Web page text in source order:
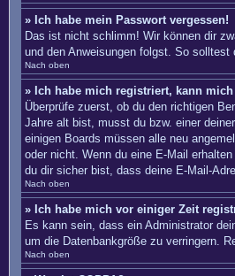
» Ich habe mein Passwort vergessen!
Das ist nicht schlimm! Wir können dir
und den Anweisungen folgst. So
Nach oben
» Ich habe mich registriert, kann
Überprüfe zuerst, ob du den richtigen
Jahre alt bist, musst du bzw. einer
einigen Boards müssen alle neu
oder nicht. Wenn du eine E-Mail
du dir sicher bist, dass deine E-Mail-
Nach oben
» Ich habe mich vor einiger Zeit
Es kann sein, dass ein Administrator
um die Datenbankgröße zu verringern.
Nach oben